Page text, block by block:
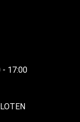
- 17:00